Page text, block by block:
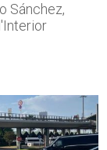
Sánchez,